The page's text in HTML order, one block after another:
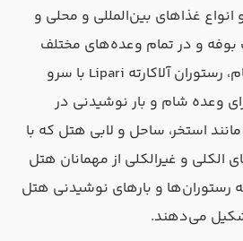
غذاهای بین‌المللی و محلی و
بوفه و در تمام وعده‌های مختلف
مانند صبحانه، ناهار و شام، رستوران آلاکارته Lipari با سرو
وعده شام و بار نوشیدنی در
استخر،‌ ساحل و لابی هتل که با
الکلی و غیرالکلی از مهمانان هتل
رستوران‌ها و بارهای نوشیدنی هتل
می‌دهند.